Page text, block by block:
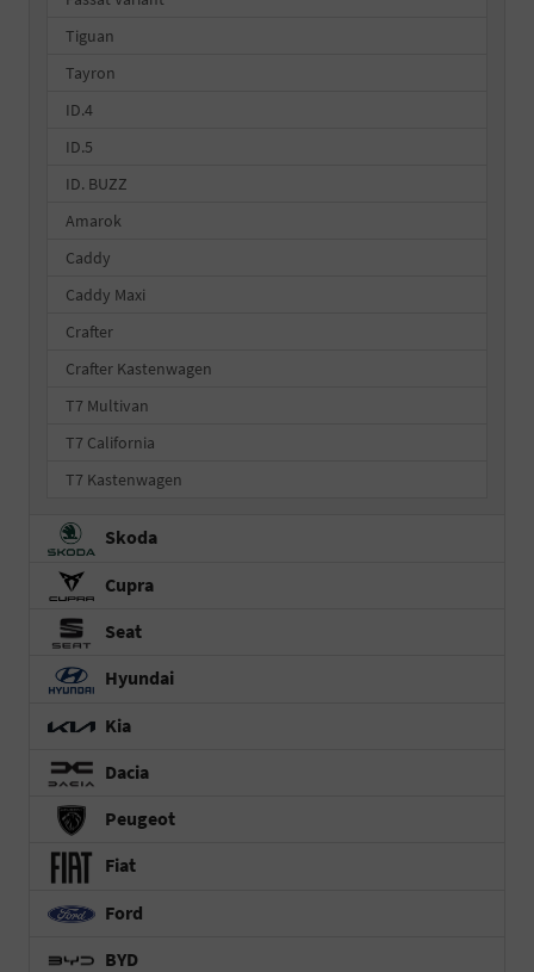
Tiguan
Tayron
ID.4
ID.5
ID. BUZZ
Amarok
Caddy
Caddy Maxi
Crafter
Crafter Kastenwagen
T7 Multivan
T7 California
T7 Kastenwagen
Skoda
Cupra
Seat
Hyundai
Kia
Dacia
Peugeot
Fiat
Ford
BYD